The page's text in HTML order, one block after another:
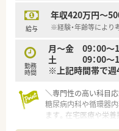
給与
年収420万円～
※経験・年齢等により
勤務
時間
月～金 09：00～
土 09：00～13
※上記時間帯で週
＼専門性の高い科目応
糖尿病内科や循環器
ます。在宅医療や栄